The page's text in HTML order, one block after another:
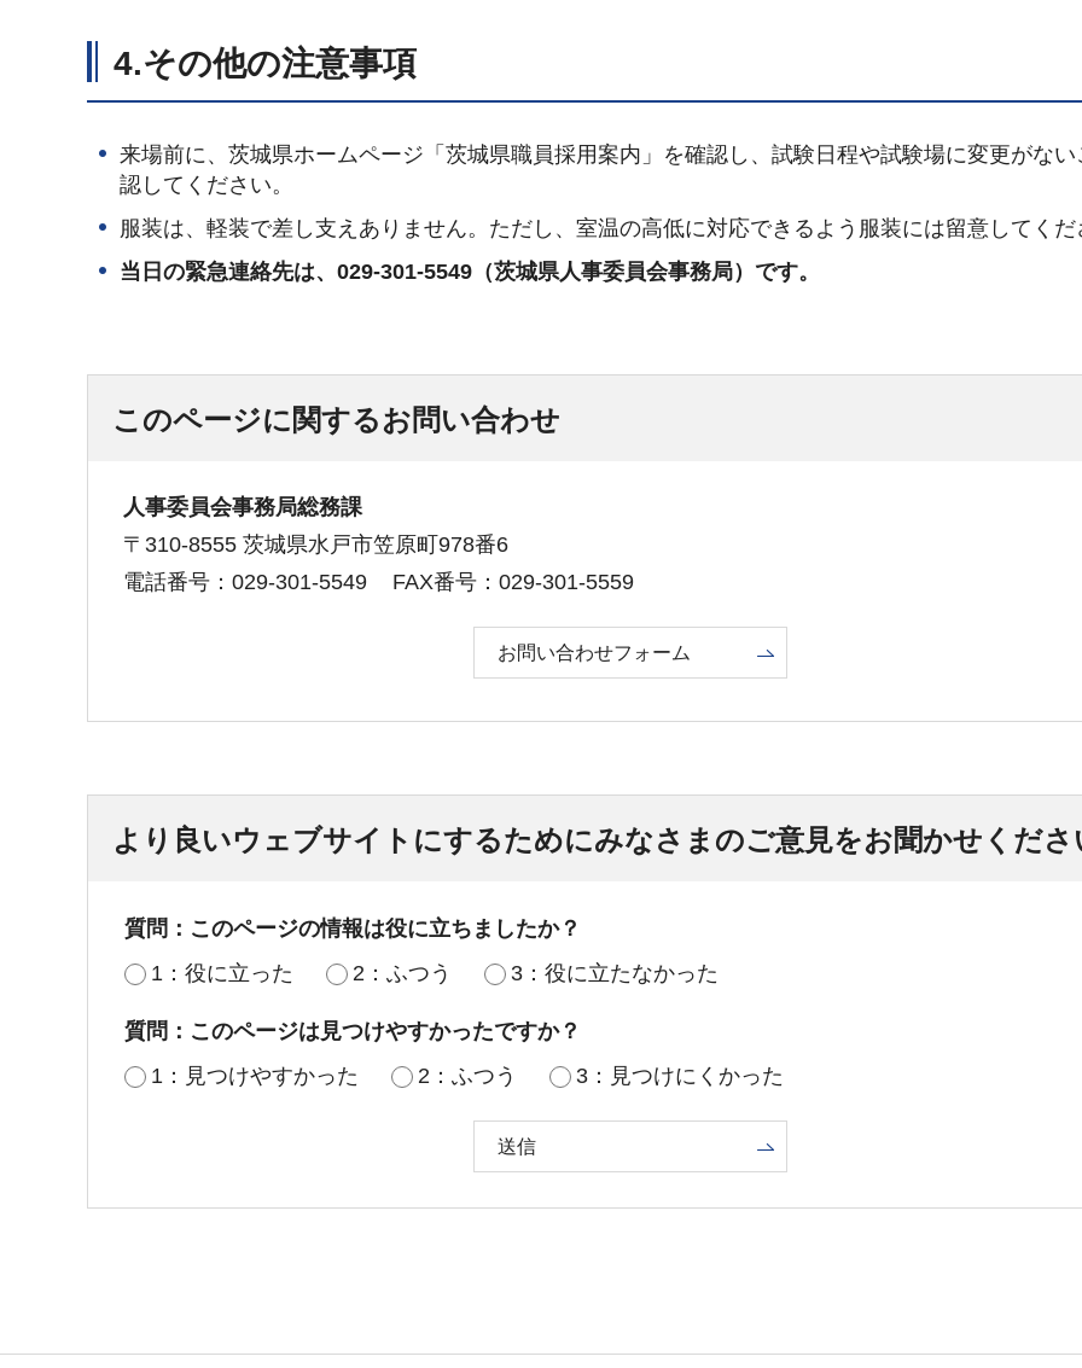
4.その他の注意事項
来場前に、茨城県ホームページ「茨城県職員採用案内」を確認し、試験日程や試験場に変更がない
認してください。
服装は、軽装で差し支えありません。ただし、室温の高低に対応できるよう服装には留意してくだ
当日の緊急連絡先は、029-301-5549（茨城県人事委員会事務局）です。
このページに関するお問い合わせ
人事委員会事務局総務課
〒310-8555 茨城県水戸市笠原町978番6
電話番号：029-301-5549
FAX番号：029-301-5559
お問い合わせフォーム
より良いウェブサイトにするためにみなさまのご意見をお聞かせくださ
質問：このページの情報は役に立ちましたか？
1：役に立った
2：ふつう 3：役に立たなかった
質問：このページは見つけやすかったですか？
1：見つけやすかった
2：ふつう 3：見つけにくかった